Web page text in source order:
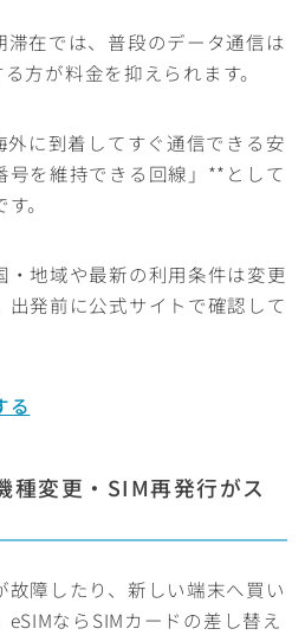
滞在では、普段のデータ通信は
方が料金を抑えられます。
に到着してすぐ通信できる安
号を維持できる回線」**として
。
・地域や最新の利用条件は変更
出発前に公式サイトで確認して
る
種変更・SIM再発行がス
障したり、新しい端末へ買い
ならSIMカードの差し替え